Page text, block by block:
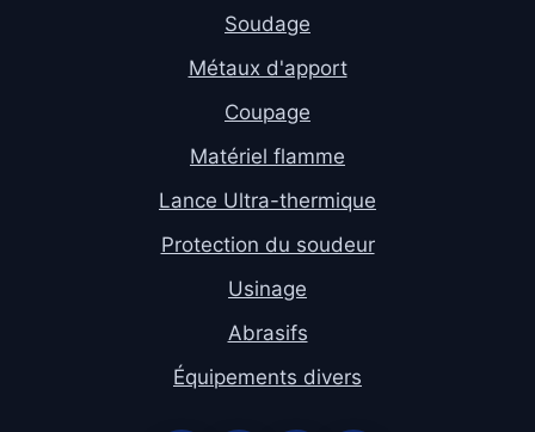
Soudage
Métaux d'apport
Coupage
Matériel flamme
Lance Ultra-thermique
Protection du soudeur
Usinage
Abrasifs
Équipements divers